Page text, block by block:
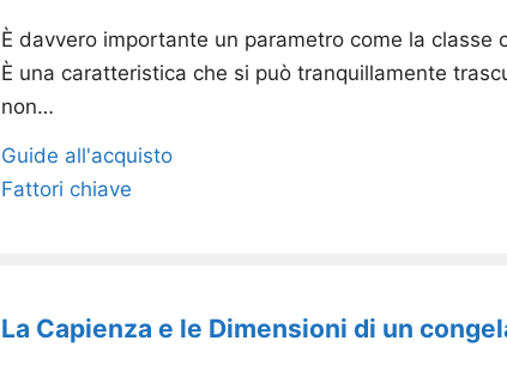
È davvero importante un parametro come la
È una caratteristica che si può tranquillamente
non…
Guide all'acquisto
Fattori chiave
La Capienza e le Dimensioni di un